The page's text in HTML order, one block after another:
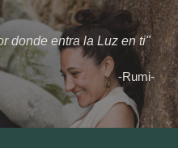
donde entra la Luz en ti"
-Rumi-